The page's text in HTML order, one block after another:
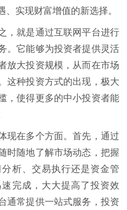
实现财富增值的新选择。
，就是通过互联网平台进行
。它能够为投资者提供灵活
放大投资规模，从而在市场
这种投资方式的出现，极大
，使得更多的中小投资者能
现在多个方面。首先，通过
时随地了解市场动态，把握
析、交易执行还是资金管
完成，大大提高了投资效
通常提供一站式服务，投资